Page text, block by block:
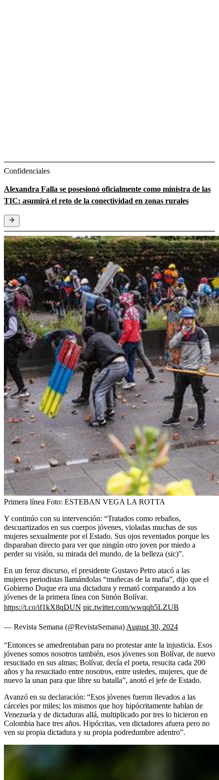
Confidenciales
Alexandra Falla se posesionó oficialmente como ministra de las
TIC: asumirá el reto de la conectividad en zonas rurales
Primera línea Foto: ESTEBAN VEGA LA ROTTA
Y continúo con su intervención: “Tratados como rebaños,
descuartizados en sus cuerpos jóvenes, violadas muchas de sus
mujeres sexualmente por el Estado. Sus ojos reventados porque les
disparaban directo para ver que ningún otro joven por miedo a
perder su visión, su mirada del mundo, de la belleza (sic)”.
En un feroz discurso, el presidente Gustavo Petro atacó a las
mujeres periodistas llamándolas “muñecas de la mafia”, dijo que el
Gobierno Duque era una dictadura y remató comparando a los
jóvenes de la primera línea con Simón Bolívar.
https://t.co/if1kX8qDUN pic.twitter.com/wwqqh5LZUB
— Revista Semana (@RevistaSemana) August 30, 2024
“Entonces se amedrentaban para no protestar ante la injusticia. Esos
jóvenes somos nosotros también, esos jóvenes son Bolívar, de nuevo
resucitado en sus almas; Bolívar, decía el poeta, resucita cada 200
años y ha resucitado entre nosotros, entre ustedes, mujeres, que de
nuevo la unan para que libre su batalla”, anotó el jefe de Estado.
Avanzó en su declaración: “Esos jóvenes fueron llevados a las
cárceles por miles; los mismos que hoy hipócritamente hablan de
Venezuela y de dictaduras allá, multiplicado por tres lo hicieron en
Colombia hace tres años. Hipócritas, ven dictadores afuera pero no
ven su propia dictadura y su propia podredumbre adentro”.